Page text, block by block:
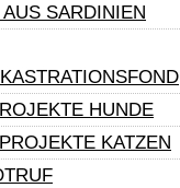
SARDINIEN
HUNDE
KATZEN
sind je
PayPal fallen
fallen